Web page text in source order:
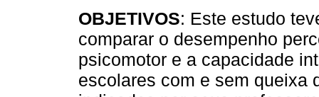
OBJETIVOS: Este estudo
comparar o desempenho
psicomotor e a capacidade
escolares com e sem queixa